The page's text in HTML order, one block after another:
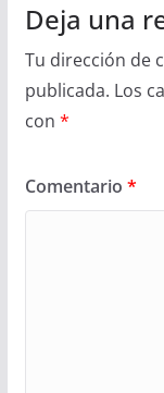
Deja una
Tu dirección de
publicada. Los
con *
Comentario *